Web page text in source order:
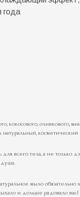
года
кокосового, оливкового,
натуральный, косметический
всего тела, а не только
душа.
мыло обязательно
и дольше радовало вас!